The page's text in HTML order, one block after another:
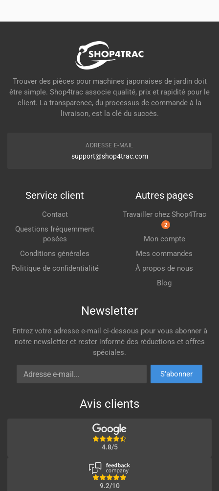
Trouver des pièces pour machines japonaises de jardin doit
être simple. Shop4trac associe qualité, prix et rapidité pour le
client. La transparence, du processus de commande à la
livraison, est la clé du succès.
ADRESSE E-MAIL
support@shop4trac.com
Service client
Contact
Questions fréquemment
posées
Conditions générales
Politique de confidentialité
Autres pages
Travailler chez Shop4Trac
2
Mon compte
Mes commandes
À propos de nous
Blog
Newsletter
Entrez votre adresse e-mail ci-dessous pour vous abonner à
notre newsletter et rester informé des réductions et offres
spéciales.
Adresse e-mail
S'abonner
Avis clients
4.8/5
9.2/10